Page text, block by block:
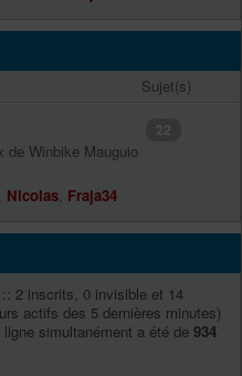
Sujet(s)
de Winbike Mauguio
Nicolas, Fraja34
22
2 inscrits, 0 invisible et 14
actifs des 5 dernières minutes)
simultanément a été de 934